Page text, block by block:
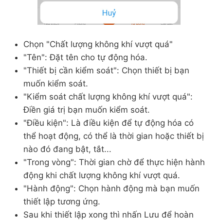
Chọn "Chất lượng không khí vượt quá"
"Tên": Đặt tên cho tự động hóa.
"Thiết bị cần kiểm soát": Chọn thiết bị bạn
muốn kiểm soát.
"Kiểm soát chất lượng không khí vượt quá":
Điền giá trị bạn muốn kiểm soát.
"Điều kiện": Là điều kiện để tự động hóa có
thể hoạt động, có thể là thời gian hoặc thiết bị
nào đó đang bật, tắt...
"Trong vòng": Thời gian chờ để thực hiện hành
động khi chất lượng không khí vượt quá.
"Hành động": Chọn hành động mà bạn muốn
thiết lập tương ứng.
Sau khi thiết lập xong thì nhấn Lưu để hoàn